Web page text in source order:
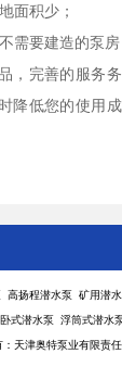
面积少；
需要建造的泵房
，完善的服务
降低您的使用
高扬程潜水泵 矿用潜
式潜水泵 浮筒式潜水
：天津奥特泵业有限责